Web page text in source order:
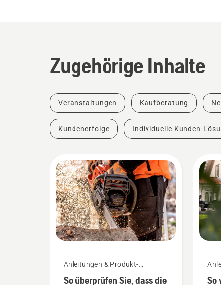
Zugehörige Inhalte
Veranstaltungen Kaufberatung
Kundenerfolge Individuelle Kunden-
Anleitungen & Produkt-
So überprüfen Sie, dass die
So